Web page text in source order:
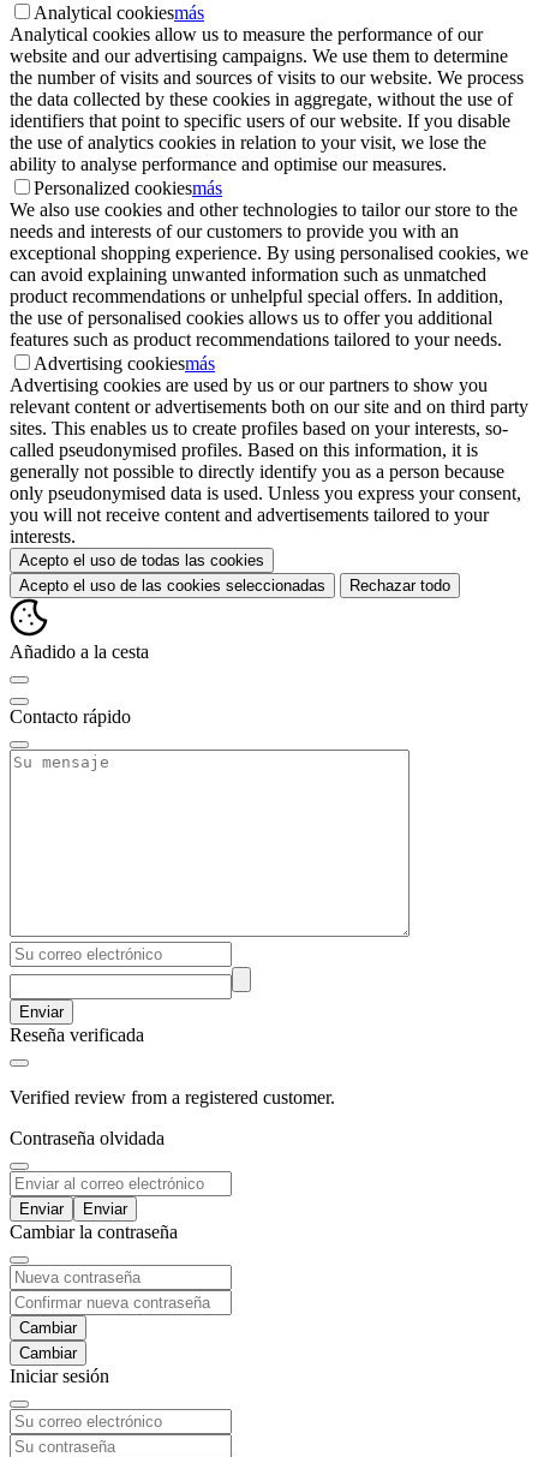
Analytical cookiesmás
Analytical cookies allow us to measure the performance of our
website and our advertising campaigns. We use them to determine
the number of visits and sources of visits to our website. We process
the data collected by these cookies in aggregate, without the use of
identifiers that point to specific users of our website. If you disable
the use of analytics cookies in relation to your visit, we lose the
ability to analyse performance and optimise our measures.
Personalized cookiesmás
We also use cookies and other technologies to tailor our store to the
needs and interests of our customers to provide you with an
exceptional shopping experience. By using personalised cookies, we
can avoid explaining unwanted information such as unmatched
product recommendations or unhelpful special offers. In addition,
the use of personalised cookies allows us to offer you additional
features such as product recommendations tailored to your needs.
Advertising cookiesmás
Advertising cookies are used by us or our partners to show you
relevant content or advertisements both on our site and on third party
sites. This enables us to create profiles based on your interests, so-
called pseudonymised profiles. Based on this information, it is
generally not possible to directly identify you as a person because
only pseudonymised data is used. Unless you express your consent,
you will not receive content and advertisements tailored to your
interests.
Acepto el uso de todas las cookies
Acepto el uso de las cookies seleccionadas
Rechazar todo
Añadido a la cesta
Contacto rápido
Enviar
Reseña verificada
Verified review from a registered customer.
Contraseña olvidada
Enviar
Cambiar la contraseña
Cambiar
Iniciar sesión